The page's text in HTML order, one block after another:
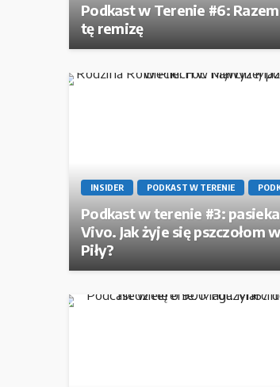
Podkast w Terenie #6:
tę remizę
INSIDER PODKAST W TERENIE
Podkast w terenie #3:
Vivo. Jak żyje się pszczołom
Piły?